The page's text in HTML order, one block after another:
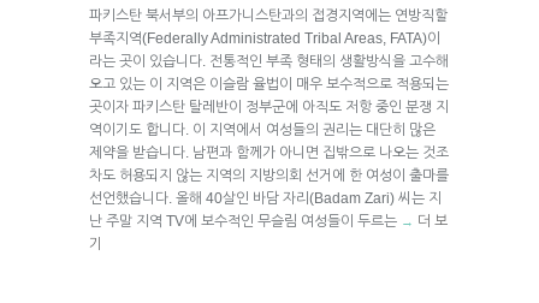
파키스탄 북서부의 아프가니스탄과의 접경지역에는 연방직할
부족지역(Federally Administrated Tribal Areas, FATA)이
라는 곳이 있습니다. 전통적인 부족 형태의 생활방식을 고수해
오고 있는 이 지역은 이슬람 율법이 매우 보수적으로 적용되는
곳이자 파키스탄 탈레반이 정부군에 아직도 저항 중인 분쟁 지
역이기도 합니다. 이 지역에서 여성들의 권리는 대단히 많은
제약을 받습니다. 남편과 함께가 아니면 집밖으로 나오는 것조
차도 허용되지 않는 지역의 지방의회 선거에 한 여성이 출마를
선언했습니다. 올해 40살인 바담 자리(Badam Zari) 씨는 지
난 주말 지역 TV에 보수적인 무슬림 여성들이 두르는 → 더 보
기